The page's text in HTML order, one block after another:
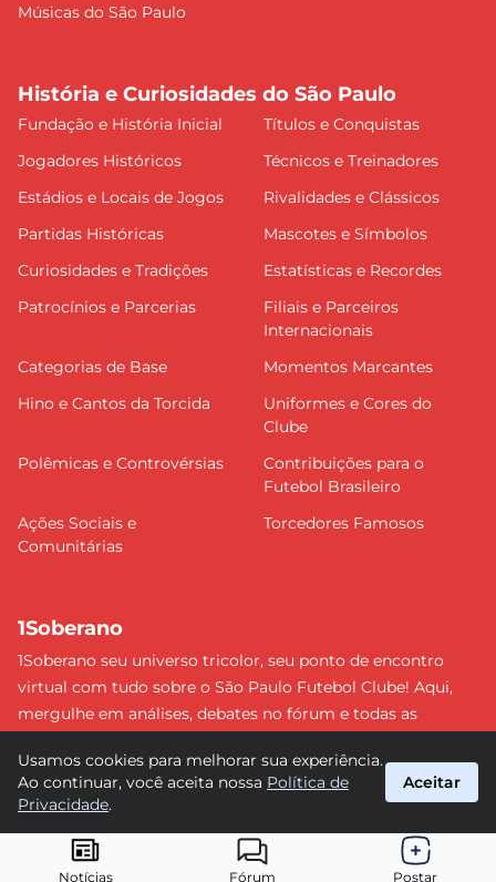
Notícias Fórum Postar
Músicas do São Paulo
História e Curiosidades do São Paulo
Fundação e História Inicial
Títulos e Conquistas
Jogadores Históricos
Técnicos e Treinadores
Estádios e Locais de Jogos
Rivalidades e Clássicos
Partidas Históricas
Mascotes e Símbolos
Curiosidades e Tradições
Estatísticas e Recordes
Patrocínios e Parcerias
Filiais e Parceiros
Internacionais
Categorias de Base
Momentos Marcantes
Hino e Cantos da Torcida
Uniformes e Cores do
Clube
Polêmicas e Controvérsias
Contribuições para o
Futebol Brasileiro
Ações Sociais e
Comunitárias
Torcedores Famosos
1Soberano
1Soberano seu universo tricolor, seu ponto de encontro
virtual com tudo sobre o São Paulo Futebol Clube! Aqui,
mergulhe em análises, debates no fórum e todas as
detalhe e faça parte dessa comunidade apaixonada pelo
tricolor paulista. #SPFC #SãoPaulo #1Soberano
© 2026 1Soberano. Todos os direitos reservados.
Usamos cookies para melhorar sua experiência.
Ao continuar, você aceita nossa Política de
Privacidade.
Aceitar